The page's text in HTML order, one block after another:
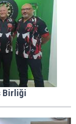
Birliği